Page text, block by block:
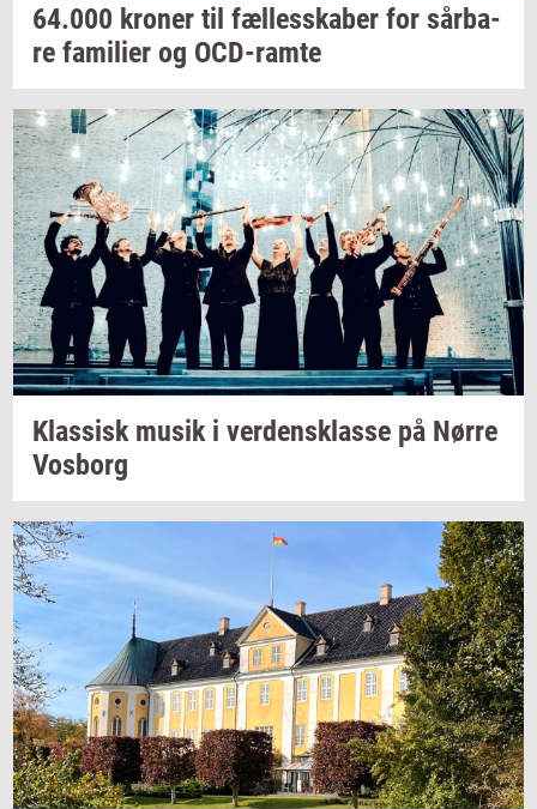
64.000 kro­ner til fæl­les­ska­ber for sår­ba­
re fa­mi­li­er og OCD-​ramte
Klas­siskmusik i ver­dens­klas­se på Nørre
Vos­borg